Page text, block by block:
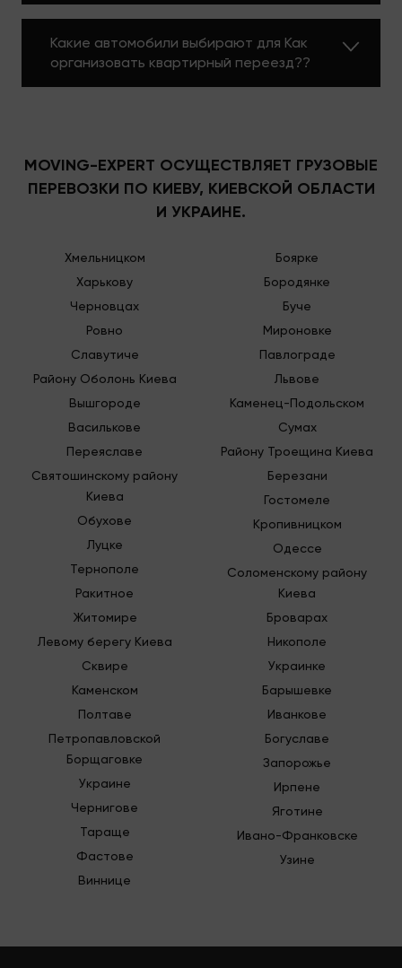
Какие автомобили выбирают для Как
организовать квартирный переезд??
MOVING-EXPERT ОСУЩЕСТВЛЯЕТ ГРУЗОВЫЕ
ПЕРЕВОЗКИ ПО КИЕВУ, КИЕВСКОЙ ОБЛАСТИ
И УКРАИНЕ.
Хмельницком
Харькову
Черновцах
Ровно
Славутиче
Району Оболонь Киева
Вышгороде
Василькове
Переяславе
Святошинскому району
Киева
Обухове
Луцке
Тернополе
Ракитное
Житомире
Левому берегу Киева
Сквире
Каменском
Полтаве
Петропавловской
Борщаговке
Украине
Чернигове
Тараще
Фастове
Виннице
Боярке
Бородянке
Буче
Мироновке
Павлограде
Львове
Каменец-Подольском
Сумах
Району Троещина Киева
Березани
Гостомеле
Кропивницком
Одессе
Соломенскому району
Киева
Броварах
Никополе
Украинке
Барышевке
Иванкове
Богуславе
Запорожье
Ирпене
Яготине
Ивано-Франковске
Узине